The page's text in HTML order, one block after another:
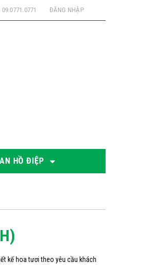
ĐĂNG NHẬP
HỒ ĐIỆP
kế hoa tươi theo yêu cầu khách